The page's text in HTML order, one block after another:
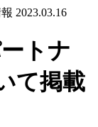
2023.03.16
トナ
て掲載